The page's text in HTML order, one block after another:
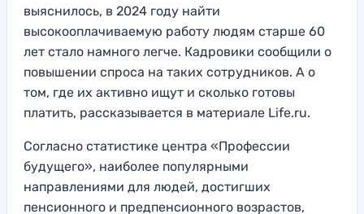
выяснилось, в 2024 году найти
высокооплачиваемую работу людям старше 60
лет стало намного легче. Кадровики сообщили о
повышении спроса на таких сотрудников. А о
том, где их активно ищут и сколько готовы
платить, рассказывается в материале Life.ru.
Согласно статистике центра «Профессии
будущего», наиболее популярными
направлениями для людей, достигших
пенсионного и предпенсионного возрастов,